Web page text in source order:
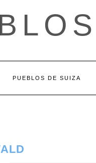
PUEBLOS DE SUIZA